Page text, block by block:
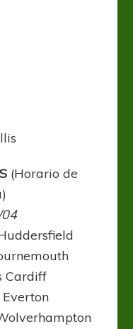
(Horario de
Cardiff